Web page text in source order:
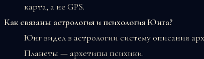
карта, а не GPS.
Как связаны астрология и психология Юнга?
Юнг видел в астрологии систему описания
Планеты — архетипы психики.